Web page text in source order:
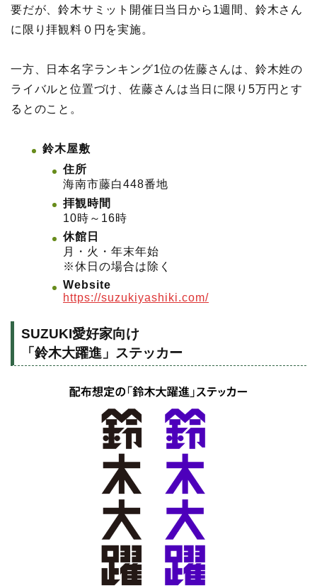
要だが、鈴木サミット開催日当日から1週間、鈴木さん
に限り拝観料０円を実施。
一方、日本名字ランキング1位の佐藤さんは、鈴木姓の
ライバルと位置づけ、佐藤さんは当日に限り5万円とす
るとのこと。
鈴木屋敷
住所
海南市藤白448番地
拝観時間
10時～16時
休館日
月・火・年末年始
※休日の場合は除く
Website
https://suzukiyashiki.com/
SUZUKI愛好家向け
「鈴木大躍進」ステッカー